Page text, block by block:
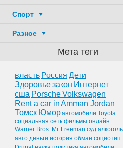
Спорт
Разное
Мета теги
власть Россия Дети
Здоровьезакон Интернет
сша Porsche Volkswagen
Rent a car in Amman Jordan
Томск Юмор автомобили Toyota
социальная сеть фильмы онлайн
Warner Bros. Mr. Freeman суд алкоголь
авто деньги история обман социотип